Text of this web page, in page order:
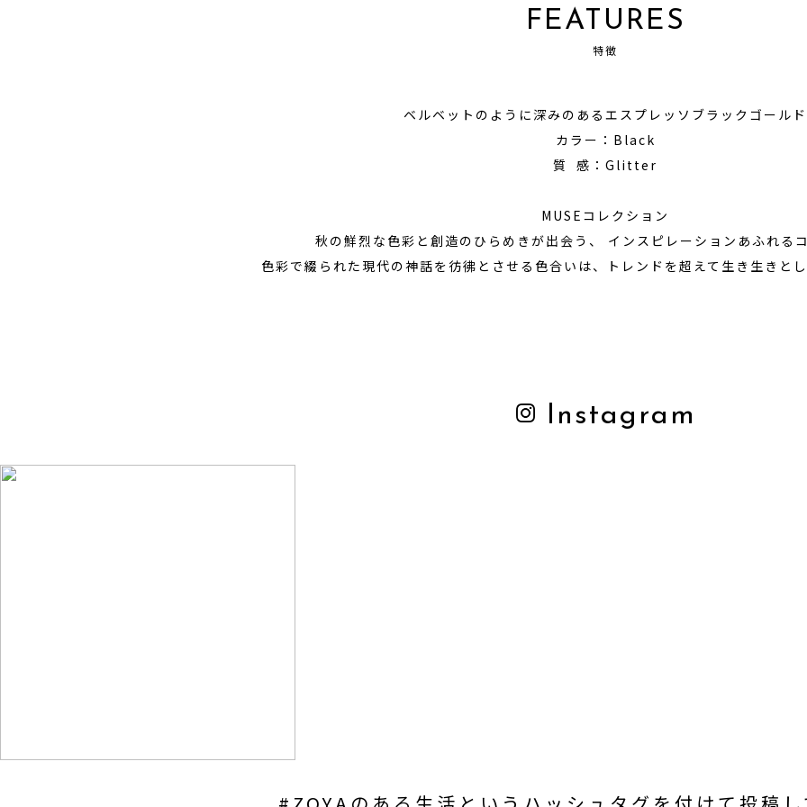
FEATURES
特徴
ベルベットのように深みのあるエスプレッソブラックゴールド
カラー：Black
質 感：Glitter
MUSEコレクション
秋の鮮烈な色彩と創造のひらめきが出会う、 インスピレーションあふれるコ
色彩で綴られた現代の神話を彷彿とさせる色合いは、トレンドを超えて生き生きとし
Instagram